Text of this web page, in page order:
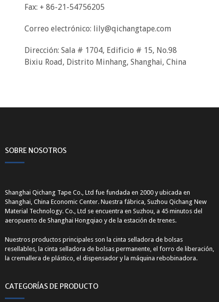
Fax: + 86-21-54756205
Correo electrónico: lily@qichangtape.com
Dirección: Sala # 1704, Edificio # 15, No.98
Bixiu Road, Distrito Minhang, Shanghai, China
SOBRE NOSOTROS
Shanghai Qichang Tape Co., Ltd fue fundada en 2000 y ubicada en
Shanghai, China Economic Center. Nuestra fábrica, Suzhou Qichang New
Material Technology. Co., Ltd se encuentra en Suzhou, a 45 minutos del
aeropuerto de Shanghai Hongqiao y de la estación de trenes.
Nuestros productos principales son la cinta selladora de bolsas
resellables, la cinta selladora de bolsas permanente, el forro de liberación,
la cremallera de plástico, el dispensador y la máquina rebobinadora.
CATEGORÍAS DE PRODUCTO